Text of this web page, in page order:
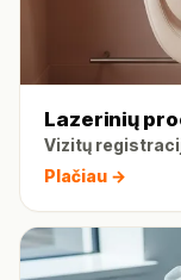
Lazerinių
Vizitų
Plačiau →